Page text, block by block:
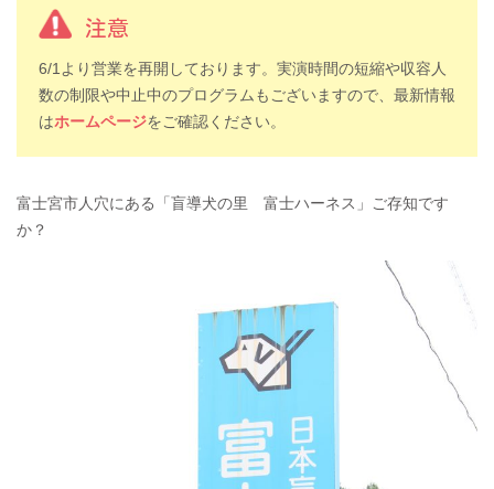
注意
6/1より営業を再開しております。実演時間の短縮や収容人
数の制限や中止中のプログラムもございますので、最新情報
はホームページをご確認ください。
富士宮市人穴にある「盲導犬の里 富士ハーネス」ご存知です
か？